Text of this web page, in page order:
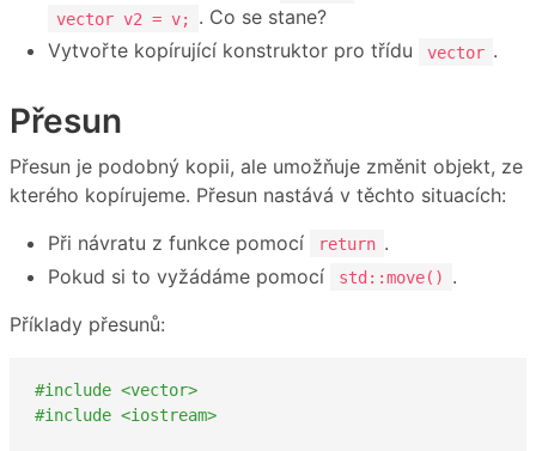
vector v2 = v;
. Co se stane?
Vytvořte kopírující konstruktor pro třídu
vector .
Přesun
Přesun je podobný kopii, ale umožňuje změnit objekt, ze
kterého kopírujeme. Přesun nastává v těchto situacích:
Při návratu z funkce pomocí
return .
Pokud si to vyžádáme pomocí
std::move()
.
Příklady přesunů:
#include <vector>
#include <iostream>